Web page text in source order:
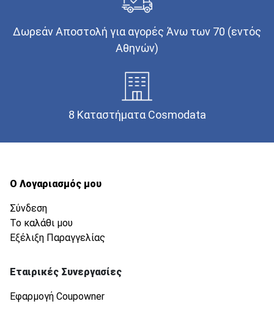
Δωρεάν Αποστολή για αγορές Άνω των 70 (εντός
Αθηνών)
8 Καταστήματα Cosmodata
Ο Λογαριασμός μου
Σύνδεση
Το καλάθι μου
Εξέλιξη Παραγγελίας
Εταιρικές Συνεργασίες
Εφαρμογή Coupowner